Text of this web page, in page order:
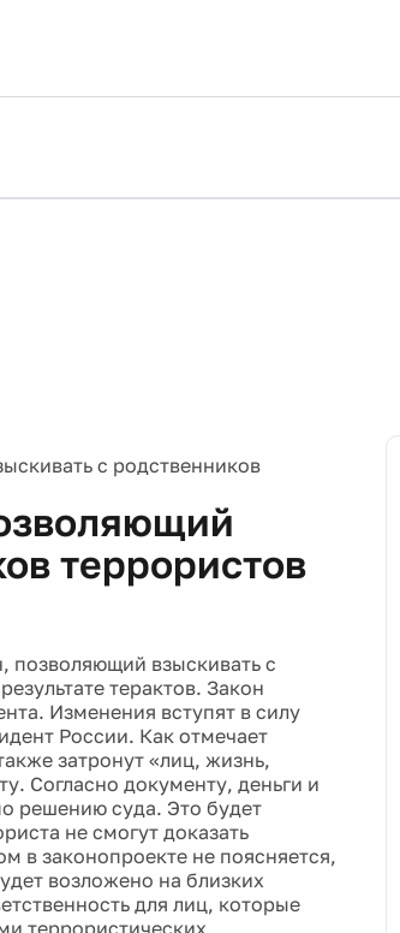
с родственников
террористов
позволяющий взыскивать с
терактов. Закон
Изменения вступят в силу
России. Как отмечает
затронут «лиц, жизнь,
Согласно документу, деньги и
решению суда. Это будет
не смогут доказать
в законопроекте не поясняется,
возложено на близких
для лиц, которые